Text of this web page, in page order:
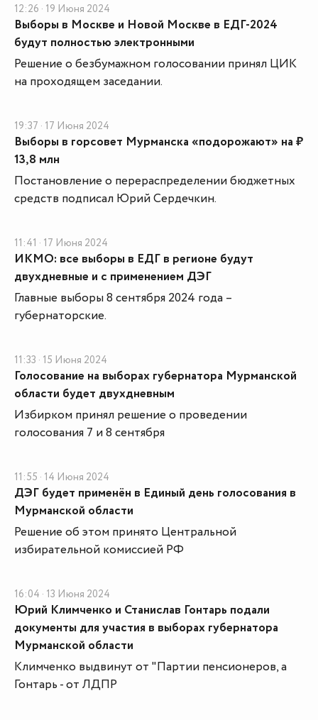
12:26 · 19 Июня 2024
Выборы в Москве и Новой Москве в ЕДГ-2024
будут полностью электронными
Решение о безбумажном голосовании принял ЦИК
на проходящем заседании.
19:37 · 17 Июня 2024
Выборы в горсовет Мурманска «подорожают» на ₽
13,8 млн
Постановление о перераспределении бюджетных
средств подписал Юрий Сердечкин.
11:41 · 17 Июня 2024
ИКМО: все выборы в ЕДГ в регионе будут
двухдневные и с применением ДЭГ
Главные выборы 8 сентября 2024 года –
губернаторские.
11:33 · 15 Июня 2024
Голосование на выборах губернатора Мурманской
области будет двухдневным
Избирком принял решение о проведении
голосования 7 и 8 сентября
11:55 · 14 Июня 2024
ДЭГ будет применён в Единый день голосования в
Мурманской области
Решение об этом принято Центральной
избирательной комиссией РФ
16:04 · 13 Июня 2024
Юрий Климченко и Станислав Гонтарь подали
документы для участия в выборах губернатора
Мурманской области
Климченко выдвинут от "Партии пенсионеров, а
Гонтарь - от ЛДПР